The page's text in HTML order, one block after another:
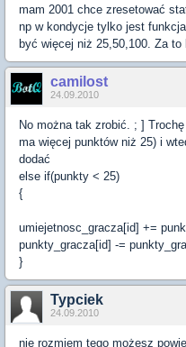
mam 2001 chce zresetować
np w kondycje tylko jest
być więcej niż 25,50,100. Za to
camilost
24.09.2010
No można tak zrobić. ; ]
ma więcej punktów niż 25) i
dodać
else if(punkty < 25)
{
umiejetnosc_gracza[id] +=
punkty_gracza[id] -=
}
Typciek
24.09.2010
nie rozmiem tego możesz